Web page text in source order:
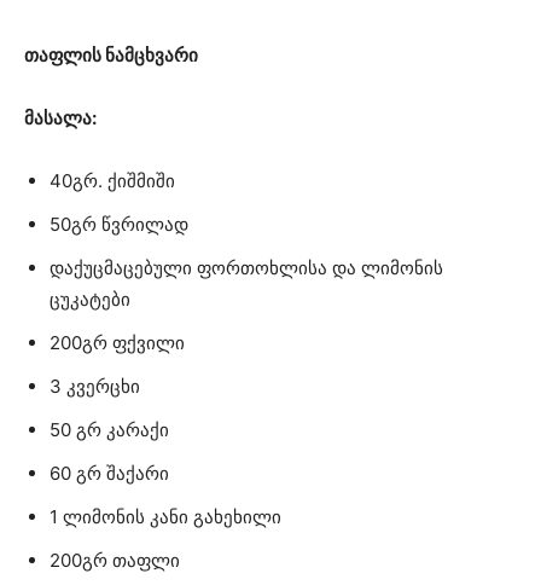
თაფლის ნამცხვარი
მასალა:
40გრ. ქიშმიში
50გრ წვრილად
დაქუცმაცებული ფორთოხლისა და ლიმონის
ცუკატები
200გრ ფქვილი
3 კვერცხი
50 გრ კარაქი
60 გრ შაქარი
1 ლიმონის კანი გახეხილი
200გრ თაფლი